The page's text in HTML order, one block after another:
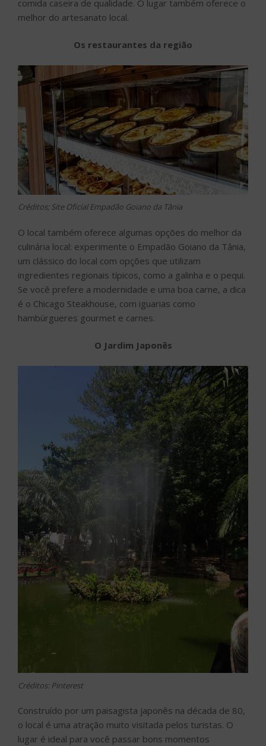
comida caseira de qualidade. O lugar também oferece o
melhor do artesanato local.
Os restaurantes da região
Créditos; Site Oficial Empadão Goiano da Tânia
O local também oferece algumas opções do melhor da
culinária local: experimente o Empadão Goiano da Tânia,
um clássico do local com opções que utilizam
ingredientes regionais típicos, como a galinha e o pequi.
Se você prefere a modernidade e uma boa carne, a dica
é o Chicago Steakhouse, com iguarias como
hambúrgueres gourmet e carnes.
O Jardim Japonês
Créditos: Pinterest
Construído por um paisagista japonês na década de 80,
o local é uma atração muito visitada pelos turistas. O
lugar é ideal para você passar bons momentos